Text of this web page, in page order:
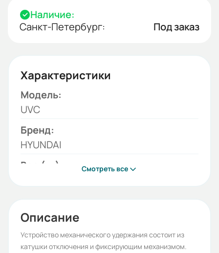
Наличие:
Санкт-Петербург:
Под заказ
Характеристики
Модель:
UVC
Бренд:
HYUNDAI
Вес (кг):
Смотреть все
Описание
Устройство механического удержания состоит из
катушки отключения и фиксирующим механизмом.